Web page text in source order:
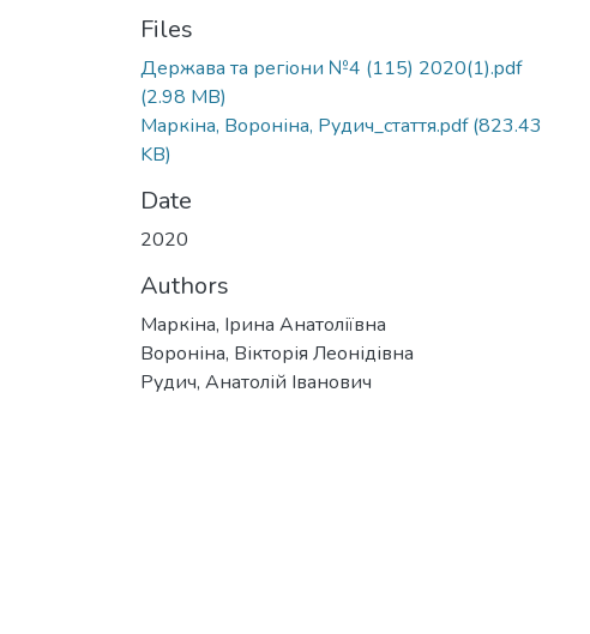
Files
Держава та регіони №4 (115) 2020(1).pdf
(2.98 MB)
Маркіна, Вороніна, Рудич_стаття.pdf(823.43
KB)
Date
2020
Authors
Маркіна, Ірина Анатоліївна
Вороніна, Вікторія Леонідівна
Рудич, Анатолій Іванович